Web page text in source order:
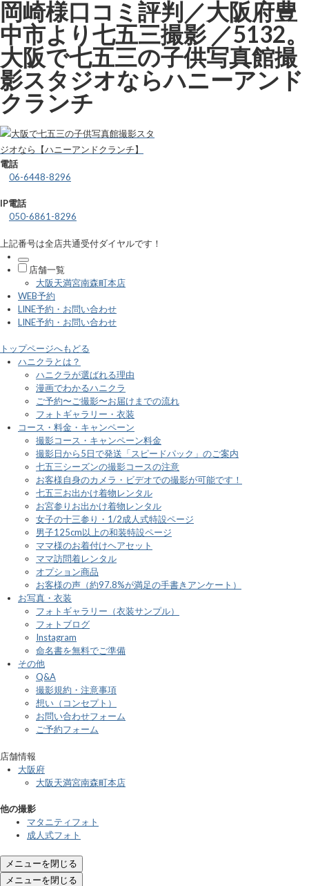
岡崎様口コミ評判／大阪府豊
中市より七五三撮影 ／5132。
大阪で七五三の子供写真館撮
影スタジオならハニーアンド
クランチ
電話
06-6448-8296
IP電話
050-6861-8296
上記番号は全店共通受付ダイヤルです！
店舗一覧
大阪天満宮南森町本店
WEB予約
LINE予約・お問い合わせ
LINE予約・お問い合わせ
トップページへもどる
ハニクラとは？
ハニクラが選ばれる理由
漫画でわかるハニクラ
ご予約〜ご撮影〜お届けまでの流れ
フォトギャラリー・衣装
コース・料金・キャンペーン
撮影コース・キャンペーン料金
撮影日から5日で発送「スピードパック」のご案内
七五三シーズンの撮影コースの注意
お客様自身のカメラ・ビデオでの撮影が可能です！
七五三お出かけ着物レンタル
お宮参りお出かけ着物レンタル
女子の十三参り・1/2成人式特設ページ
男子125cm以上の和装特設ページ
ママ様のお着付けヘアセット
ママ訪問着レンタル
オプション商品
お客様の声（約97.8%が満足の手書きアンケート）
お写真・衣装
フォトギャラリー（衣装サンプル）
フォトブログ
Instagram
命名書を無料でご準備
その他
Q&A
撮影規約・注意事項
想い（コンセプト）
お問い合わせフォーム
ご予約フォーム
店舗情報
大阪府
大阪天満宮南森町本店
他の撮影
マタニティフォト
成人式フォト
メニューを閉じる
メニューを閉じる